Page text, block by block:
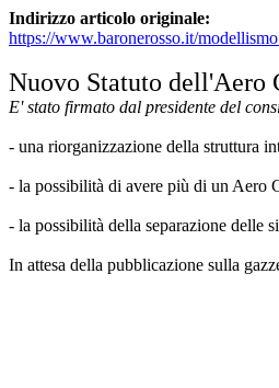
Indirizzo articolo originale:
https://www.baronerosso.it/
Nuovo Statuto dell'Aero
E' stato firmato dal presidente del
- una riorganizzazione della struttura
- la possibilità di avere più di un Aero
- la possibilità della separazione delle
In attesa della pubblicazione sulla